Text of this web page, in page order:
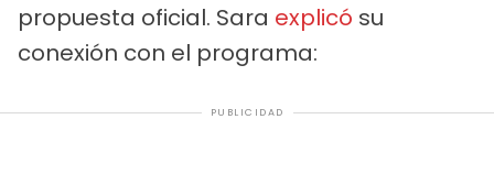
propuesta oficial. Sara explicó su
conexión con el programa:
PUBLICIDAD